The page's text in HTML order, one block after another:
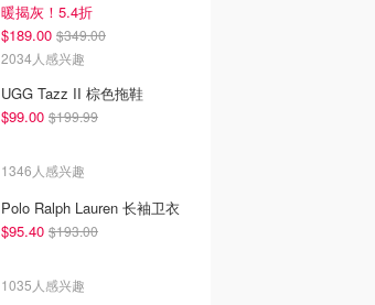
暖揭灰！5.4折
$189.00 $349.00
2034人感兴趣
UGG Tazz II 棕色拖鞋
$99.00 $199.99
1346人感兴趣
Polo Ralph Lauren 长袖卫衣
$95.40 $193.00
1035人感兴趣